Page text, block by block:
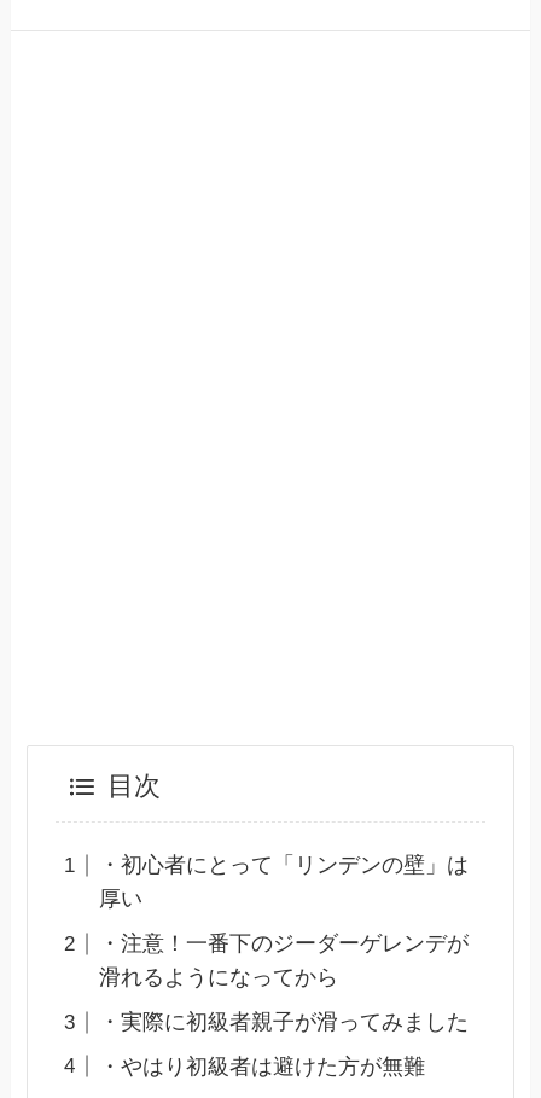
目次
・初心者にとって「リンデンの壁」は
厚い
・注意！一番下のジーダーゲレンデが
滑れるようになってから
・実際に初級者親子が滑ってみました
・やはり初級者は避けた方が無難